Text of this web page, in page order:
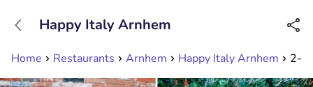
Available until 23:00
Home Restaurants Arnhem Happy Italy Arnhem 2-
Happy Italy Arnhem